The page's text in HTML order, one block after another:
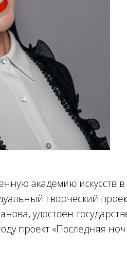
академию искусств
творческий
удостоен
проект «Последняя